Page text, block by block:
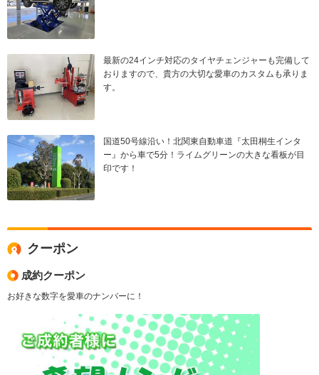
最新の24インチ対応のタイヤチェンジャーも完備して
おりますので、貴方の大切な愛車のカスタムも承りま
す。
国道50号線沿い！北関東自動車道『太田桐生インタ
ー』から車で5分！ライムグリーンの大きな看板が目
印です！
クーポン
成約クーポン
お好きな数字を愛車のナンバーに！